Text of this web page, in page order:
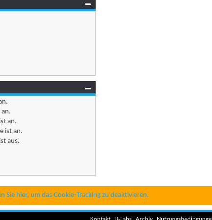
.
an.
an.
istan.
aus.
Sie hier, um das Cookie-Tracking zu deaktivieren.